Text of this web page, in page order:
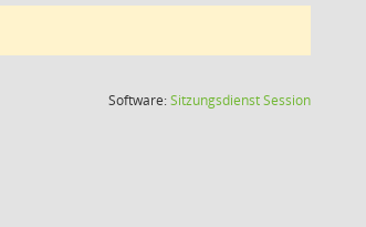
Software:SitzungsdienstSession(Wird in